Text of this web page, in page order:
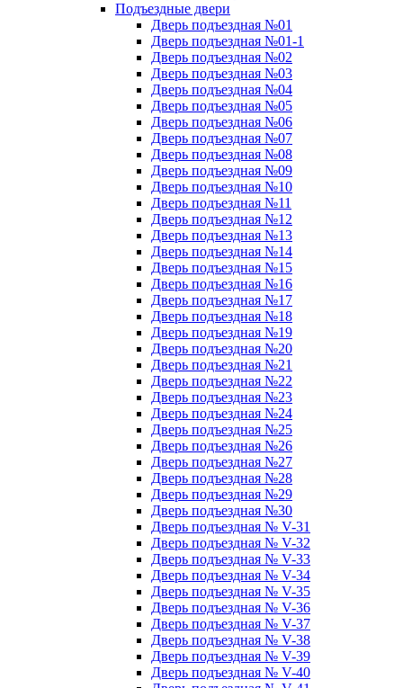
Подъездные двери
Дверь подъездная №01
Дверь подъездная №01-1
Дверь подъездная №02
Дверь подъездная №03
Дверь подъездная №04
Дверь подъездная №05
Дверь подъездная №06
Дверь подъездная №07
Дверь подъездная №08
Дверь подъездная №09
Дверь подъездная №10
Дверь подъездная №11
Дверь подъездная №12
Дверь подъездная №13
Дверь подъездная №14
Дверь подъездная №15
Дверь подъездная №16
Дверь подъездная №17
Дверь подъездная №18
Дверь подъездная №19
Дверь подъездная №20
Дверь подъездная №21
Дверь подъездная №22
Дверь подъездная №23
Дверь подъездная №24
Дверь подъездная №25
Дверь подъездная №26
Дверь подъездная №27
Дверь подъездная №28
Дверь подъездная №29
Дверь подъездная №30
Дверь подъездная № V-31
Дверь подъездная № V-32
Дверь подъездная № V-33
Дверь подъездная № V-34
Дверь подъездная № V-35
Дверь подъездная № V-36
Дверь подъездная № V-37
Дверь подъездная № V-38
Дверь подъездная № V-39
Дверь подъездная № V-40